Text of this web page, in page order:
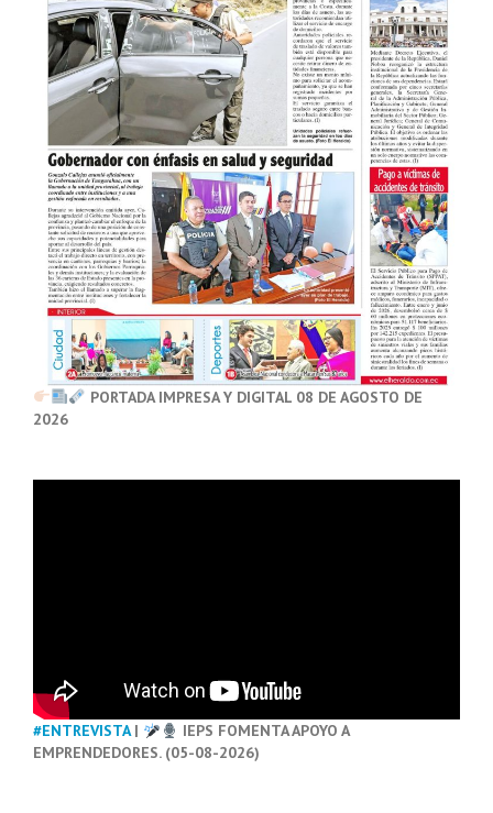
PORTADA IMPRESA Y DIGITAL 08 DE AGOSTO DE
2026
#ENTREVISTA|
IEPS FOMENTA APOYO A
EMPRENDEDORES. (05-08-2026)